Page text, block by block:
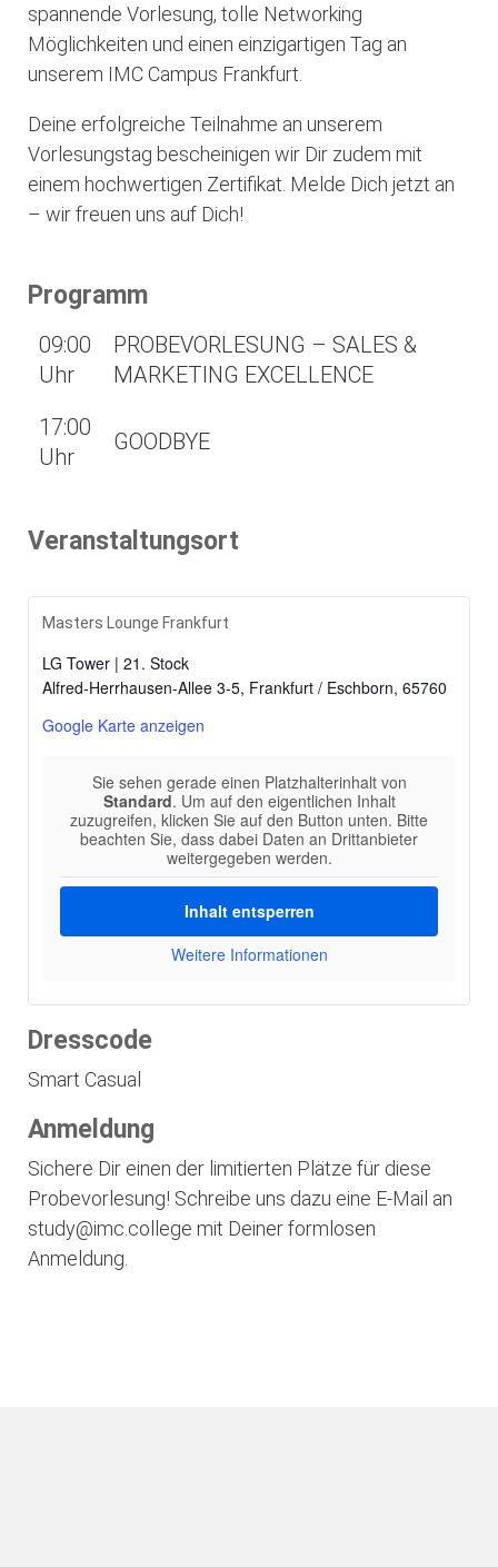
spannende Vorlesung, tolle Networking
Möglichkeiten und einen einzigartigen Tag an
unserem IMC Campus Frankfurt.
Deine erfolgreiche Teilnahme an unserem
Vorlesungstag bescheinigen wir Dir zudem mit
einem hochwertigen Zertifikat. Melde Dich jetzt an
– wir freuen uns auf Dich!
Programm
09:00
Uhr
PROBEVORLESUNG – SALES &
MARKETING EXCELLENCE
17:00
Uhr
GOODBYE
Veranstaltungsort
Masters Lounge Frankfurt
LG Tower | 21. Stock
Alfred-Herrhausen-Allee 3-5, Frankfurt / Eschborn, 65760
Google Karte anzeigen
Sie sehen gerade einen Platzhalterinhalt von
Standard. Um auf den eigentlichen Inhalt
zuzugreifen, klicken Sie auf den Button unten. Bitte
beachten Sie, dass dabei Daten an Drittanbieter
weitergegeben werden.
Inhalt entsperren
Weitere Informationen
Dresscode
Smart Casual
Anmeldung
Sichere Dir einen der limitierten Plätze für diese
Probevorlesung! Schreibe uns dazu eine E-Mail an
study@imc.college mit Deiner formlosen
Anmeldung.